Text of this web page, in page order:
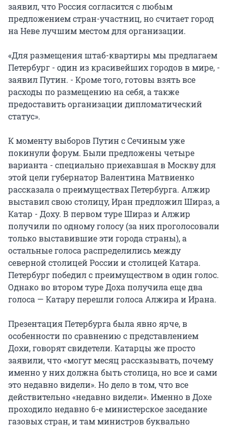
заявил, что Россия согласится с любым
предложением стран-участниц, но считает город
на Неве лучшим местом для организации.
«Для размещения штаб-квартиры мы предлагаем
Петербург - один из красивейших городов в мире, -
заявил Путин. - Кроме того, готовы взять все
расходы по размещению на себя, а также
предоставить организации дипломатический
статус».
К моменту выборов Путин с Сечиным уже
покинули форум. Были предложены четыре
варианта - специально приехавшая в Москву для
этой цели губернатор Валентина Матвиенко
рассказала о преимуществах Петербурга. Алжир
выставил свою столицу, Иран предложил Шираз, а
Катар - Доху. В первом туре Шираз и Алжир
получили по одному голосу (за них проголосовали
только выставившие эти города страны), а
остальные голоса распределились между
северной столицей России и столицей Катара.
Петербург победил с преимуществом в один голос.
Однако во втором туре Доха получила еще два
голоса — Катару перешли голоса Алжира и Ирана.
Презентация Петербурга была явно ярче, в
особенности по сравнению с представлением
Дохи, говорят свидетели. Катарцы же просто
заявили, что «могут месяц рассказывать, почему
именно у них должна быть столица, но все и сами
это недавно видели». Но дело в том, что все
действительно «недавно видели». Именно в Дохе
проходило недавно 6-е министерское заседание
газовых стран, и там министров буквально